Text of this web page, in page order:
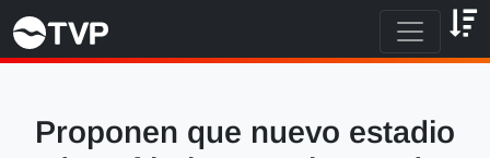
Proponen que nuevo estadio